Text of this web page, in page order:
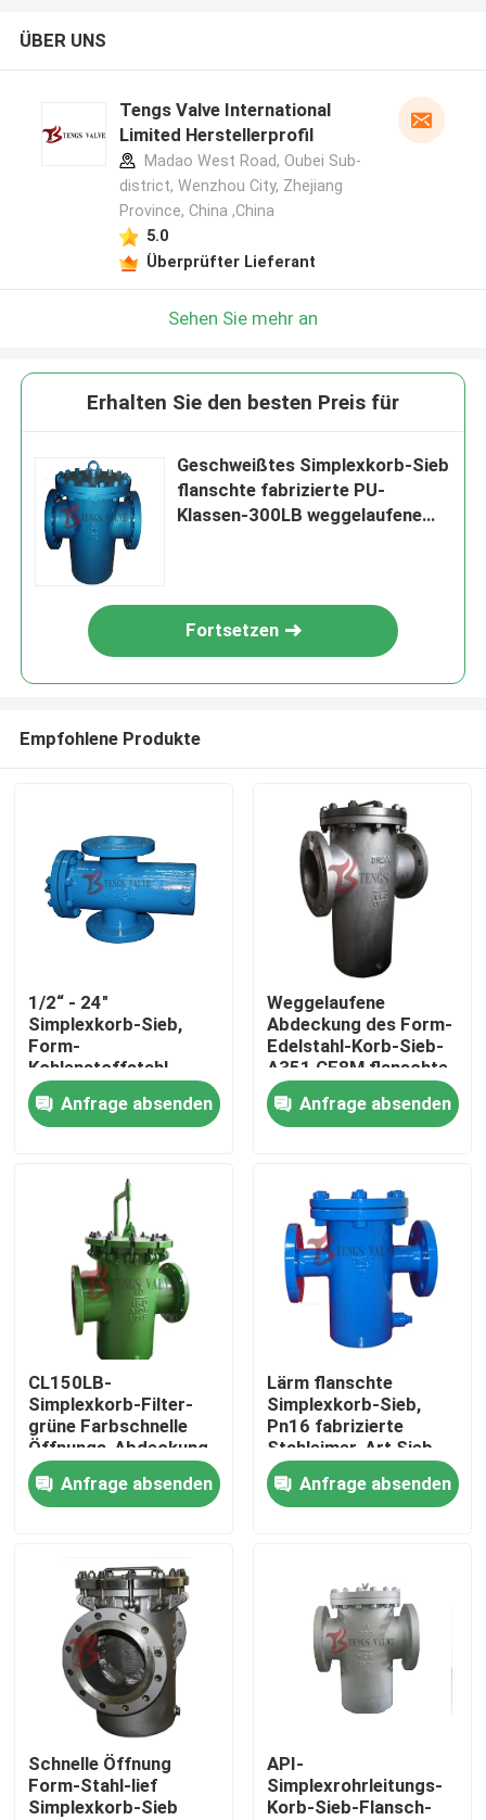
Produkte
Über uns
Fabrik-Ausflug
Qualitätskontrolle
Nachrichten
Fordern Sie ein Zitat
Stahlguss Absperrschieber
Rückschlagklappe
ÜBER UNS
Tengs Valve International
Limited Herstellerprofil
Madao West Road, Oubei Sub-
district, Wenzhou City, Zhejiang
Province, China ,China
5.0
Überprüfter Lieferant
Sehen Sie mehr an
Erhalten Sie den besten Preis für
Geschweißtes Simplexkorb-Sieb
flanschte fabrizierte PU-
Klassen-300LB weggelaufene
Fortsetzen
Empfohlene Produkte
1/2“ - 24"
Simplexkorb-Sieb,
Form-
Kohlenstoffstahl-
Korb-Sieb
Anfrage absenden
Weggelaufene
Abdeckung des Form-
Edelstahl-Korb-Sieb-
A351 CF8M flanschte
zum Lärm PN16
Anfrage absenden
CL150LB-
Simplexkorb-Filter-
grüne Farbschnelle
Öffnungs-Abdeckung
mit dem Davit-Arm
Anfrage absenden
Lärm flanschte
Simplexkorb-Sieb,
Pn16 fabrizierte
Stahleimer-Art Sieb
Anfrage absenden
Schnelle Öffnung
Form-Stahl-lief
Simplexkorb-Sieb
API-
Simplexrohrleitungs-
Korb-Sieb-Flansch-